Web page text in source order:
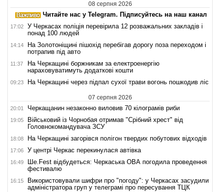
08 серпня 2026
Читайте нас у Telegram. Підписуйтесь на наш канал
17:02
У Черкасах поліція перевірила 12 розважальних закладів і
понад 100 людей
14:14
На Золотоніщині пішохід перебігав дорогу поза переходом і
потрапив під авто
11:37
На Черкащині боржникам за електроенергію
нараховуватимуть додаткові кошти
09:23 На Черкащині через підпал сухої трави вогонь пошкодив ліс
07 серпня 2026
20:01 Черкащанин незаконно виловив 70 кілограмів риби
19:05
Військовий із Чорнобая отримав "Срібний хрест" від
Головнокомандувача ЗСУ
18:08 На Черкащині загорівся полігон твердих побутових відходів
17:06 У центрі Черкас перекинулася автівка
16:49
Ше.Fest відбудеться: Черкаська ОВА погодила проведення
фестивалю
16:15
Використовували шифри про "погоду": у Черкасах засудили
адміністратора груп у телеграмі про пересування ТЦК